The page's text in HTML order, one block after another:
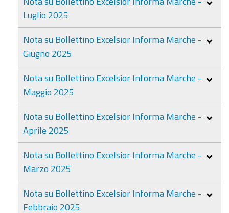
Luglio 2025
Nota su Bollettino Excelsior Informa Marche -
Giugno 2025
Nota su Bollettino Excelsior Informa Marche -
Maggio 2025
Nota su Bollettino Excelsior Informa Marche -
Aprile 2025
Nota su Bollettino Excelsior Informa Marche -
Marzo 2025
Nota su Bollettino Excelsior Informa Marche -
Febbraio 2025